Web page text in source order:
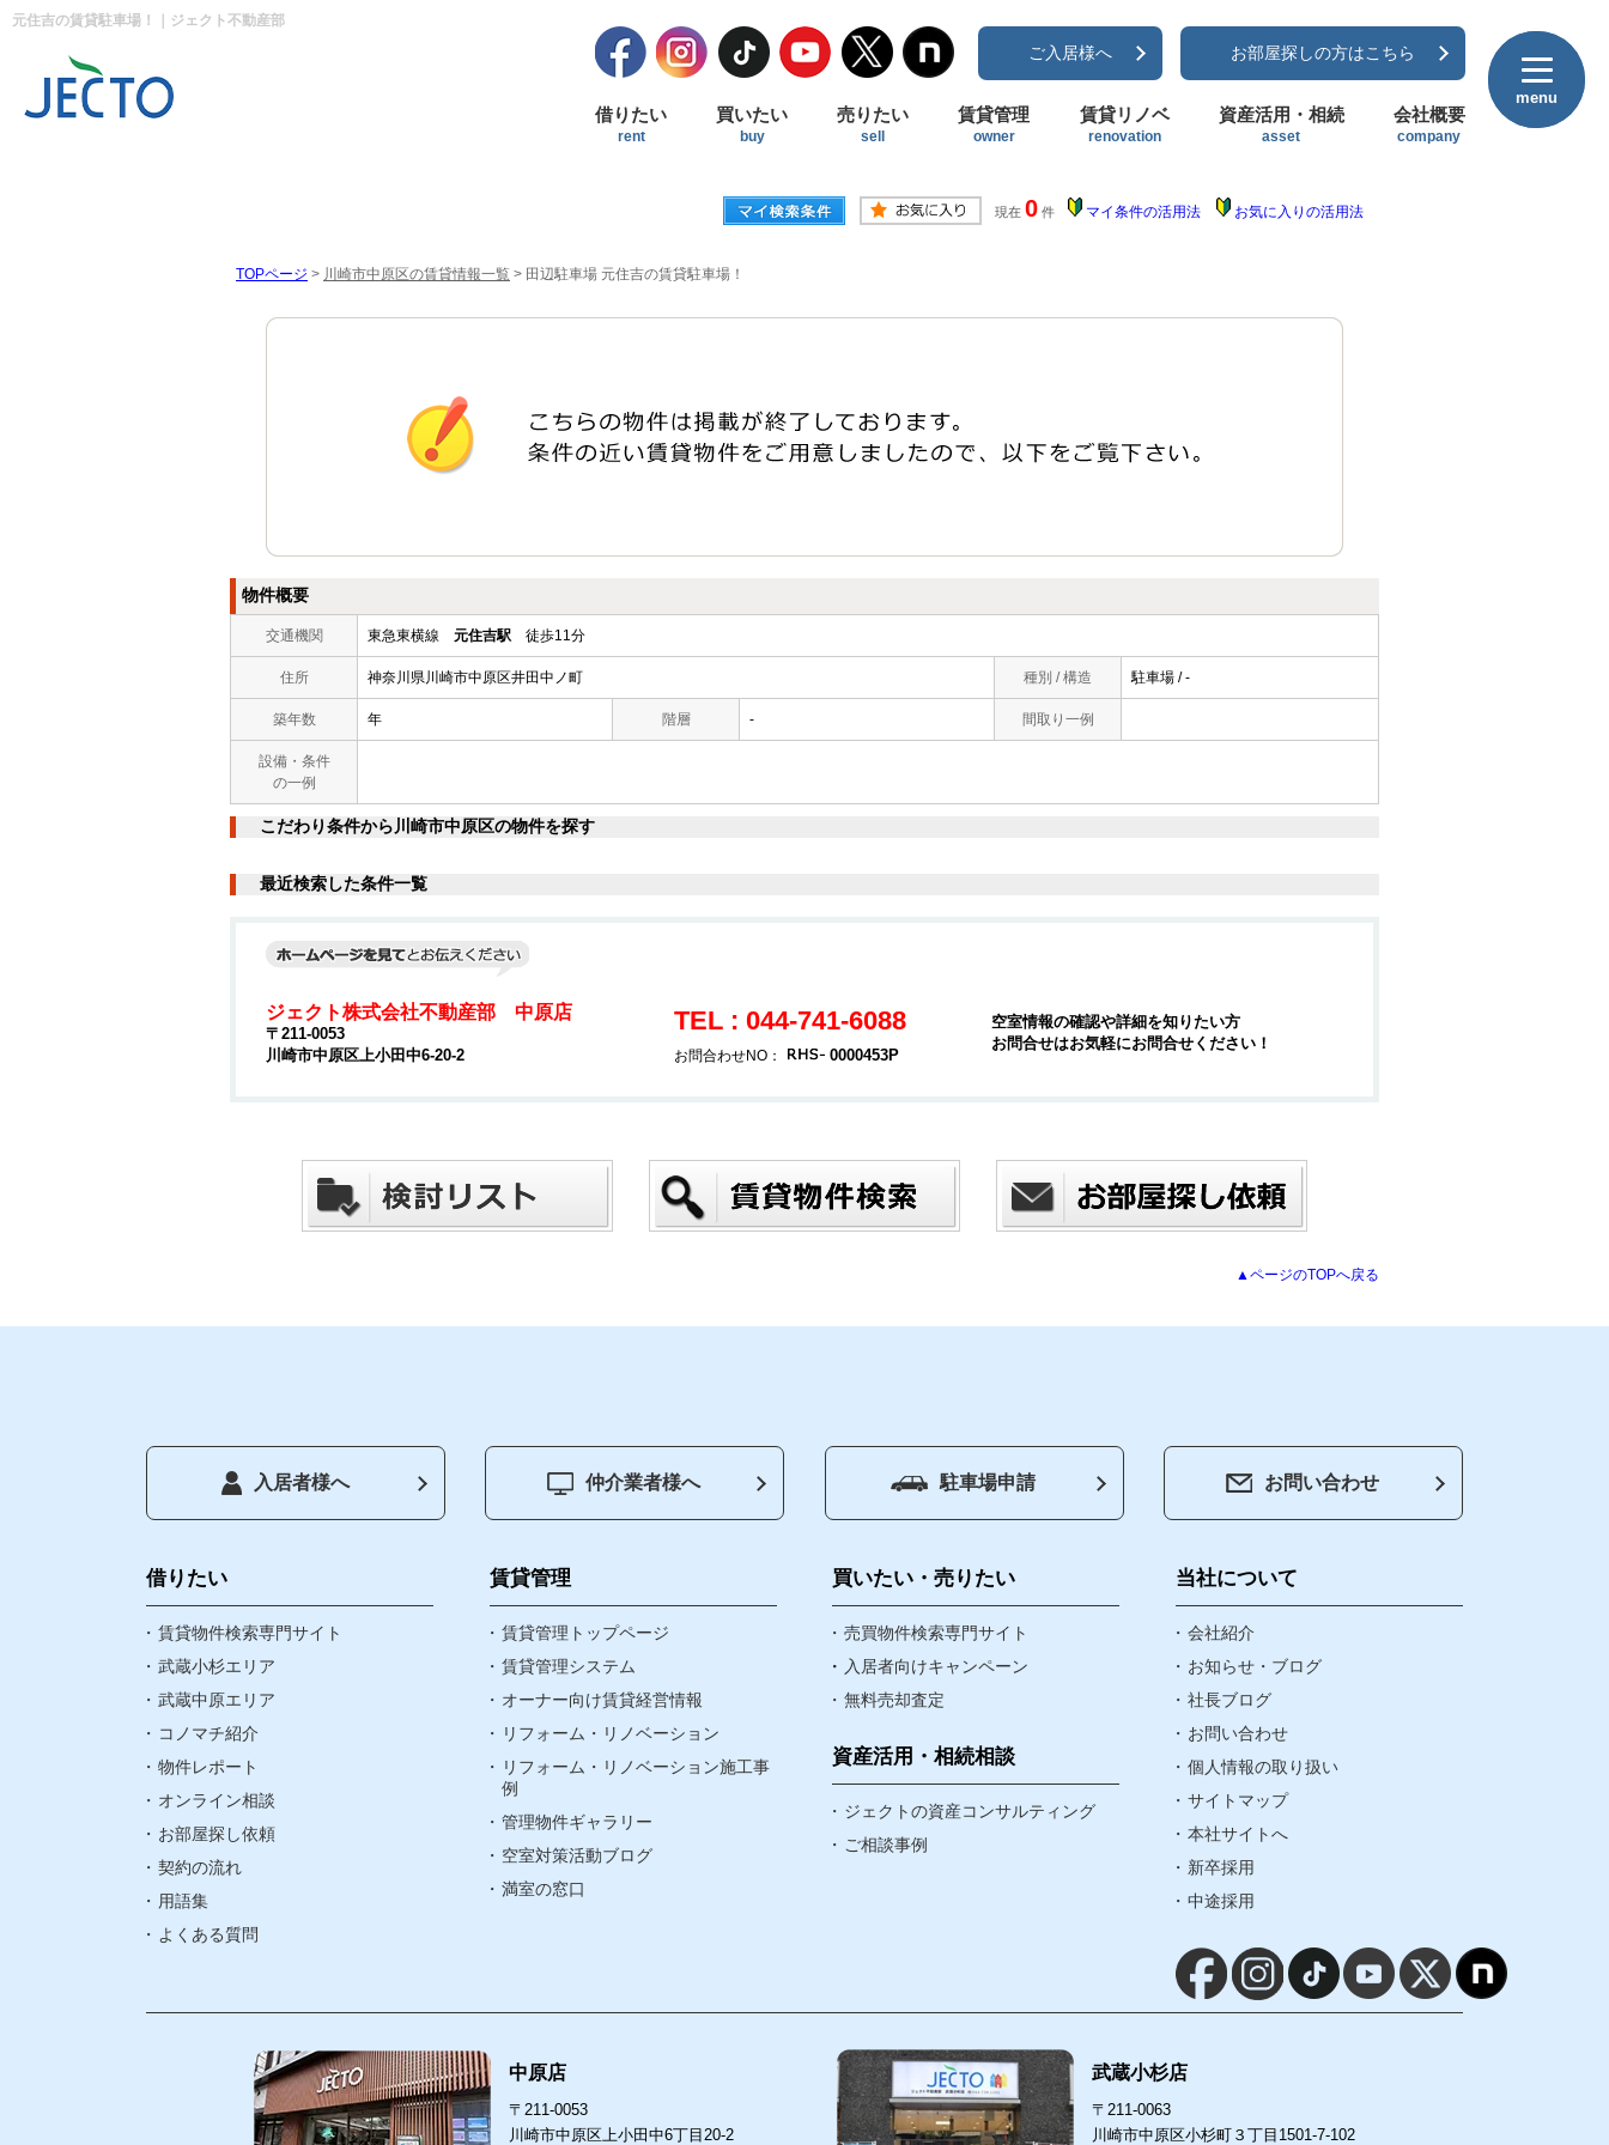
元住吉の賃貸駐車場！｜ジェクト不動産部
ご入居様へ お部屋探しの方はこちら
借りたい
rent
買いたい
buy
売りたい
sell
賃貸管理
owner
賃貸リノベ
renovation
資産活用・相続
asset
会社概要
company
menu
トップページ
借りたい
お気に入り物件
閲覧履歴
町名検索
武蔵小杉エリア
武蔵中原エリア
賃貸管理
資産・相続
なんでも相談窓口
賃貸リノベ
会社紹介
お知らせ・ブログ
社長ブログ
お問い合わせ
個人情報の取り扱い
サイトマップ
本社サイトへ
新卒採用
中途採用
menu
現在 0 件 マイ条件の活用法 お気に入りの活用法
TOPページ > 川崎市中原区の賃貸情報一覧 > 田辺駐車場 元住吉の賃貸駐車場！
物件概要
交通機関 東急東横線 元住吉駅 徒歩11分
住所 神奈川県川崎市中原区井田中ノ町 種別 / 構造 駐車場 / -
築年数 年 階層 - 間取り一例
設備・条件
の一例
こだわり条件から川崎市中原区の物件を探す
最近検索した条件一覧
ジェクト株式会社不動産部 中原店
〒211-0053
川崎市中原区上小田中6-20-2
TEL : 044-741-6088
お問合わせNO： 0000453P
空室情報の確認や詳細を知りたい方
お問合せはお気軽にお問合せください！
▲ページのTOPへ戻る
入居者様へ 仲介業者様へ 駐車場申請 お問い合わせ
借りたい
賃貸物件検索専門サイト
武蔵小杉エリア
武蔵中原エリア
コノマチ紹介
物件レポート
オンライン相談
お部屋探し依頼
契約の流れ
用語集
よくある質問
賃貸管理
賃貸管理トップページ
賃貸管理システム
オーナー向け賃貸経営情報
リフォーム・リノベーション
リフォーム・リノベーション施工事
例
管理物件ギャラリー
空室対策活動ブログ
満室の窓口
買いたい・売りたい
売買物件検索専門サイト
入居者向けキャンペーン
無料売却査定
資産活用・相続相談
ジェクトの資産コンサルティング
ご相談事例
当社について
会社紹介
お知らせ・ブログ
社長ブログ
お問い合わせ
個人情報の取り扱い
サイトマップ
本社サイトへ
新卒採用
中途採用
中原店
〒211-0053
川崎市中原区上小田中6丁目20-2
武蔵小杉店
〒211-0063
川崎市中原区小杉町３丁目1501-7-102